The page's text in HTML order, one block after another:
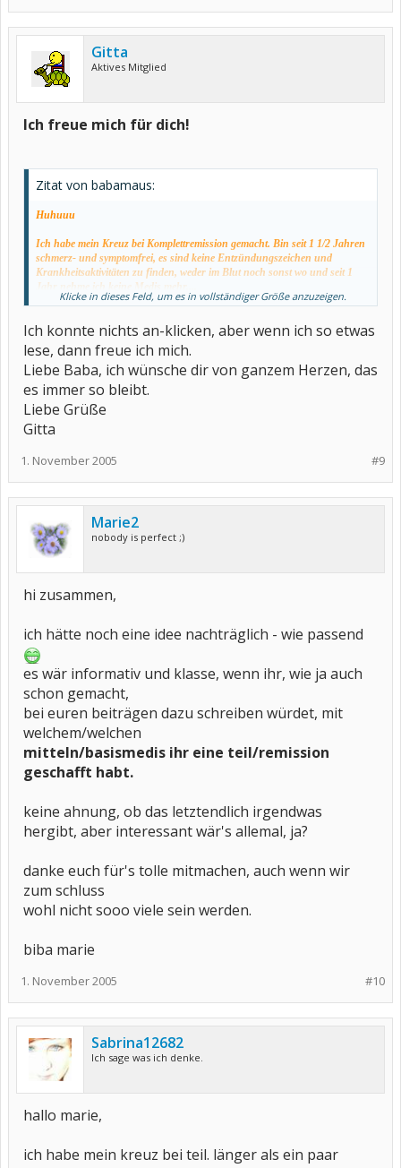
Gitta
Aktives Mitglied
Ich freue mich für dich!
Zitat von babamaus:
Huhuuu
Ich habe mein Kreuz bei Komplettremission gemacht. Bin seit 1 1/2 Jahren
schmerz- und symptomfrei, es sind keine Entzündungszeichen und
Krankheitsaktivitäten zu finden, weder im Blut noch sonst wo und seit 1
Jahr nehme ich keine Medis mehr....
Klicke in dieses Feld, um es in vollständiger Größe anzuzeigen.
Ich konnte nichts an-klicken, aber wenn ich so etwas
lese, dann freue ich mich.
Liebe Baba, ich wünsche dir von ganzem Herzen, das
es immer so bleibt.
Liebe Grüße
Gitta
#9
1. November 2005
Marie2
nobody is perfect ;)
hi zusammen,
ich hätte noch eine idee nachträglich - wie passend
es wär informativ und klasse, wenn ihr, wie ja auch
schon gemacht,
bei euren beiträgen dazu schreiben würdet, mit
welchem/welchen
mitteln/basismedis ihr eine teil/remission
geschafft habt.
keine ahnung, ob das letztendlich irgendwas
hergibt, aber interessant wär's allemal, ja?
danke euch für's tolle mitmachen, auch wenn wir
zum schluss
wohl nicht sooo viele sein werden.
biba marie
#10
1. November 2005
Sabrina12682
Ich sage was ich denke.
hallo marie,
ich habe mein kreuz bei teil. länger als ein paar